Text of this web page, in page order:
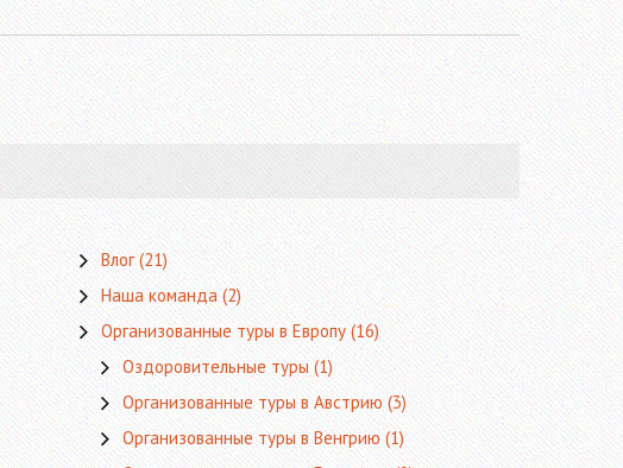
Влог(21)
Наша команда(2)
Организованные туры в Европу(16)
Оздоровительные туры(1)
Организованные туры в Австрию(3)
Организованные туры в Венгрию(1)